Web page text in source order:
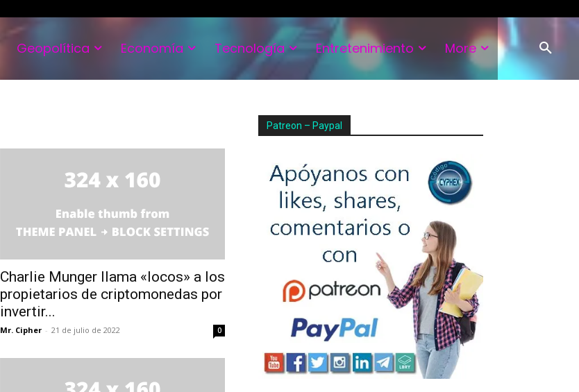
Geopolítica Economía Tecnología Entretenimiento More
Charlie Munger llama «locos» a los
propietarios de criptomonedas por
invertir...
Mr. Cipher - 21 de julio de 2022 0
Patreon – Paypal